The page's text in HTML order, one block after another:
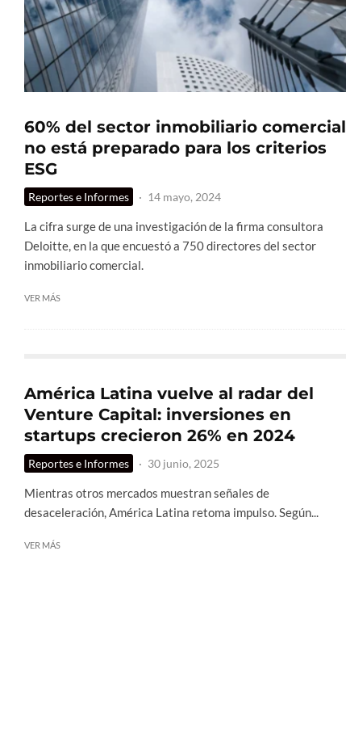
60% del sector inmobiliario comercial
no está preparado para los criterios
ESG
Reportes e Informes · 14 mayo, 2024
La cifra surge de una investigación de la firma consultora
Deloitte, en la que encuestó a 750 directores del sector
inmobiliario comercial.
VER MÁS
América Latina vuelve al radar del
Venture Capital: inversiones en
startups crecieron 26% en 2024
Reportes e Informes · 30 junio, 2025
Mientras otros mercados muestran señales de
desaceleración, América Latina retoma impulso. Según...
VER MÁS